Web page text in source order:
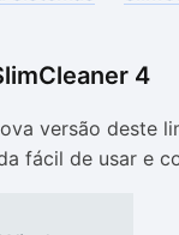
4
versão deste
fácil de usar e